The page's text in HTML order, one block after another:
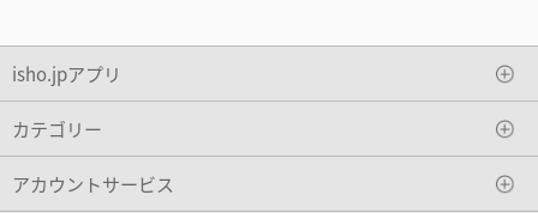
isho.jpアプリ
カテゴリー
アカウントサービス